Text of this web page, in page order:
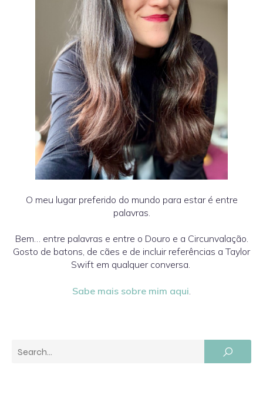
O meu lugar preferido do mundo para estar é entre
palavras.
Bem… entre palavras e entre o Douro e a Circunvalação.
Gosto de batons, de cães e de incluir referências a Taylor
Swift em qualquer conversa.
Sabe mais sobre mim aqui.